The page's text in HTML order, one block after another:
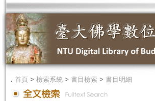
． 首頁> 檢索系統> 書目檢索> 書目明細